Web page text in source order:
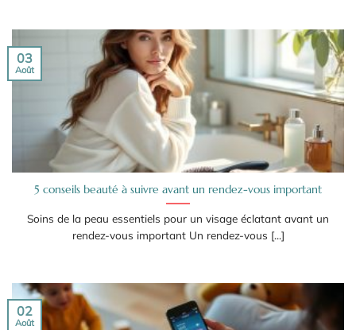
5 conseils beauté à suivre avant un rendez-vous important
Soins de la peau essentiels pour un visage éclatant avant un
rendez-vous important Un rendez-vous [...]
03
Août
02
Août